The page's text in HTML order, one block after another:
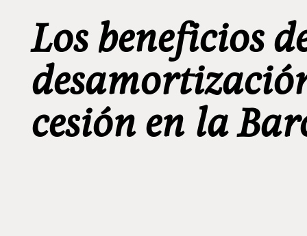
Los beneficios
cesión en la